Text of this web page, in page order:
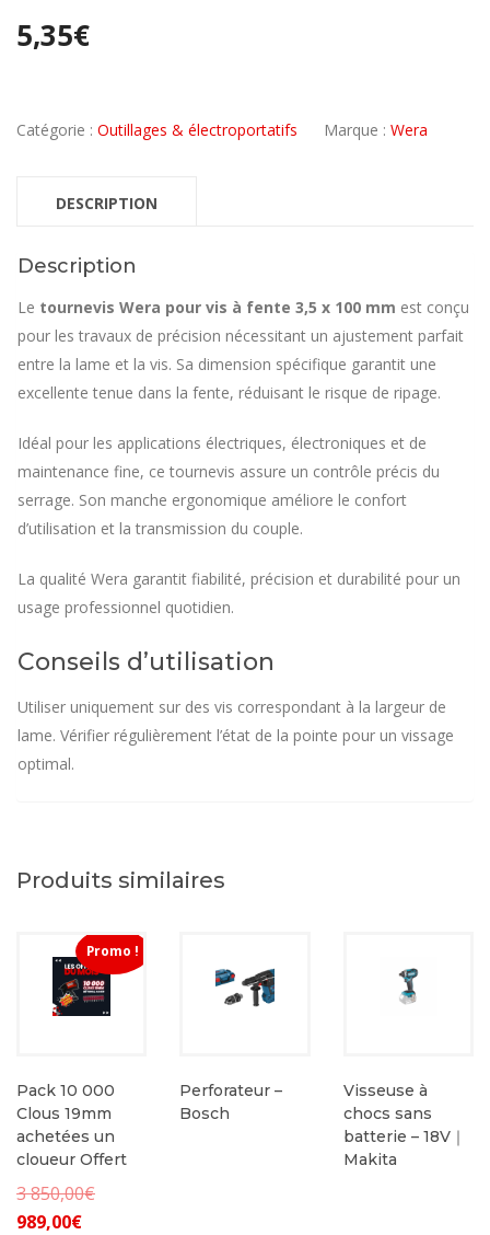
5,35€
Catégorie : Outillages & électroportatifs Marque : Wera
DESCRIPTION
Description
Le tournevis Wera pour vis à fente 3,5 x 100 mm est conçu
pour les travaux de précision nécessitant un ajustement parfait
entre la lame et la vis. Sa dimension spécifique garantit une
excellente tenue dans la fente, réduisant le risque de ripage.
Idéal pour les applications électriques, électroniques et de
maintenance fine, ce tournevis assure un contrôle précis du
serrage. Son manche ergonomique améliore le confort
d’utilisation et la transmission du couple.
La qualité Wera garantit fiabilité, précision et durabilité pour un
usage professionnel quotidien.
Conseils d’utilisation
Utiliser uniquement sur des vis correspondant à la largeur de
lame. Vérifier régulièrement l’état de la pointe pour un vissage
optimal.
Produits similaires
Promo !
Pack 10 000
Clous 19mm
achetées un
cloueur Offert
3 850,00€
989,00€Le
Perforateur –
Bosch
Visseuse à
chocs sans
batterie – 18V｜
Makita